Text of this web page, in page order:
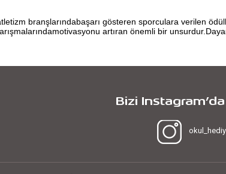
branşlarındabaşarı gösteren sporculara verilen
artıran önemli bir
Bizi